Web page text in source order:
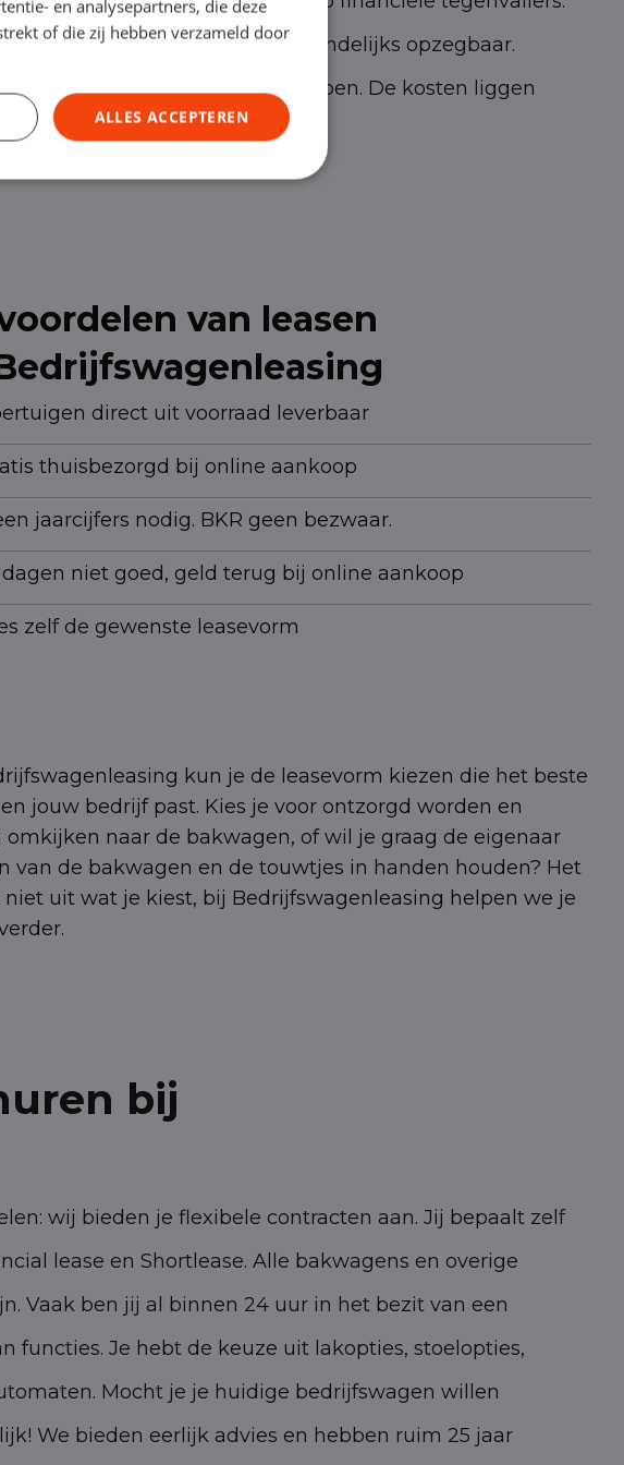
afsluiten. Het contract is maandelijks opzegbaar.
op termijn in bezit willen hebben. De kosten liggen
eigenaar van de bakwagen.
van leasen
direct uit voorraad leverbaar
thuisbezorgd bij online aankoop
jaarcijfers nodig. BKR geen bezwaar.
dagen niet goed, geld terug bij online aankoop
zelf de gewenste leasevorm
kun je de leasevorm kiezen die het beste
jouw bedrijf past. Kies je voor ontzorgd worden en
omkijken naar de bakwagen, of wil je graag de eigenaar
van de bakwagen en de touwtjes in handen houden? Het
uit wat je kiest, bij Bedrijfswagenleasing helpen we je
bij
wij bieden je flexibele contracten aan. Jij bepaalt zelf
lease en Shortlease. Alle bakwagens en overige
Vaak ben jij al binnen 24 uur in het bezit van een
functies. Je hebt de keuze uit lakopties, stoelopties,
Mocht je je huidige bedrijfswagen willen
We bieden eerlijk advies en hebben ruim 25 jaar
en analysepartners, die deze
of die zij hebben verzameld door
ALLES ACCEPTEREN